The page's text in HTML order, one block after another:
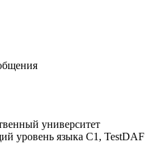
университет
уровень языка С1, TestDAF